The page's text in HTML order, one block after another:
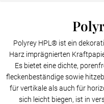
Polyrey HPL® ist ein
Harz imprägnierten
Es bietet eine dichte,
fleckenbeständige sowie
für vertikale als auch für
sich leicht biegen, ist in